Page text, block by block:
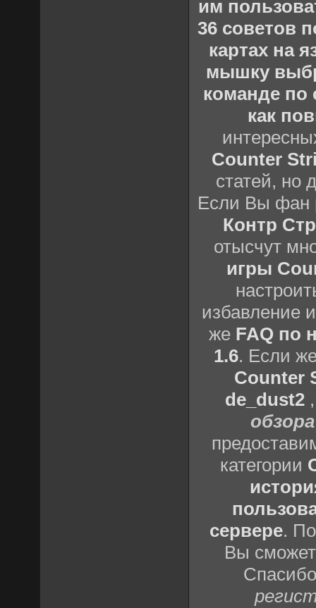
им
36 советов
картах на
мышку
команде по
как
Counter
статей, но
Если Вы фан
Контр
отысчут
игры
избавление
же FAQ по
1.6. Если
Counter
de_dust2
категории
сервере.
Вы